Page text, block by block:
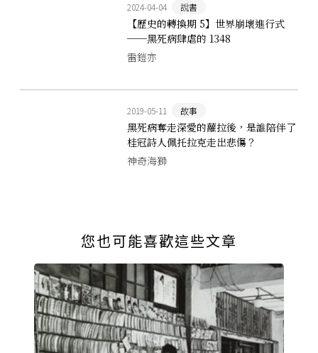
2024-04-04 說書
【歷史的轉換期 5】世界崩壞進行式
──黑死病肆虐的 1348
雷鎧亦
2019-05-11 故事
黑死病奪走深愛的蘿拉後，是誰陪伴了
桂冠詩人佩托拉克走出悲傷？
神奇海獅
您也可能喜歡這些文章